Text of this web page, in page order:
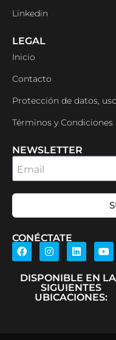
Linkedin
LEGAL
Inicio
Contacto
Protección de datos,
Términos y Condiciones
NEWSLETTER
Email
CONÉCTATE
DISPONIBLE EN
SIGUIENTES
UBICACIONES: